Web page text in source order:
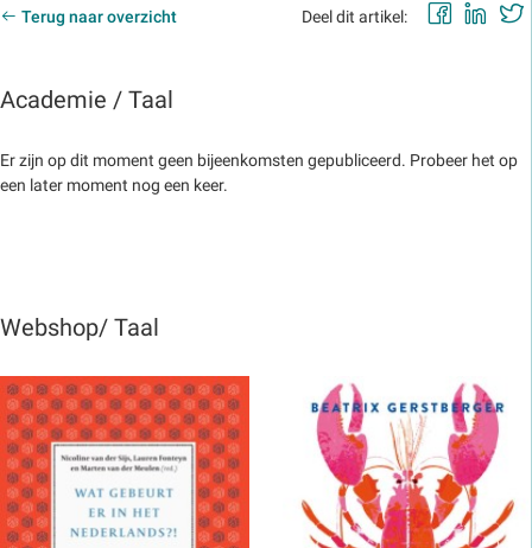
Terug naar overzicht Deel dit artikel:
Academie / Taal
Er zijn op dit moment geen bijeenkomsten gepubliceerd. Probeer het op
een later moment nog een keer.
Webshop/ Taal